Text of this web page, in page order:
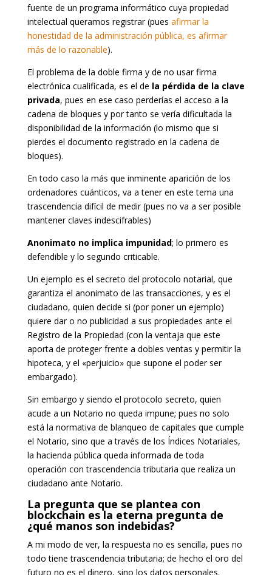
fuente de un programa informático cuya propiedad
intelectual queramos registrar (pues afirmar la
honestidad de la administración pública, es afirmar
más de lo razonable).
El problema de la doble firma y de no usar firma
electrónica cualificada, es el de la pérdida de la clave
privada, pues en ese caso perderías el acceso a la
cadena de bloques y por tanto se vería dificultada la
disponibilidad de la información (lo mismo que si
pierdes el documento registrado en la cadena de
bloques).
En todo caso la más que inminente aparición de los
ordenadores cuánticos, va a tener en este tema una
trascendencia difícil de medir (pues no va a ser posible
mantener claves indescifrables)
Anonimato no implica impunidad; lo primero es
defendible y lo segundo criticable.
Un ejemplo es el secreto del protocolo notarial, que
garantiza el anonimato de las transacciones, y es el
ciudadano, quien decide si (por poner un ejemplo)
quiere dar o no publicidad a sus propiedades ante el
Registro de la Propiedad (con la ventaja que este
aporta de proteger frente a dobles ventas y permitir la
hipoteca, y el «perjuicio» que supone el poder ser
embargado).
Sin embargo y siendo el protocolo secreto, quien
acude a un Notario no queda impune; pues no solo
está la normativa de blanqueo de capitales que cumple
el Notario, sino que a través de los Índices Notariales,
la hacienda pública queda informada de toda
operación con trascendencia tributaria que realiza un
ciudadano ante Notario.
La pregunta que se plantea con
blockchain es la eterna pregunta de
¿qué manos son indebidas?
A mi modo de ver, la respuesta no es sencilla, pues no
todo tiene trascendencia tributaria; de hecho el oro del
futuro no es el dinero, sino los datos personales.